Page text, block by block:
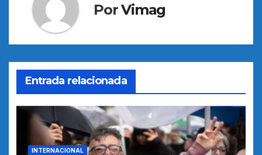
PorVimag
Entrada relacionada
INTERNACIONAL